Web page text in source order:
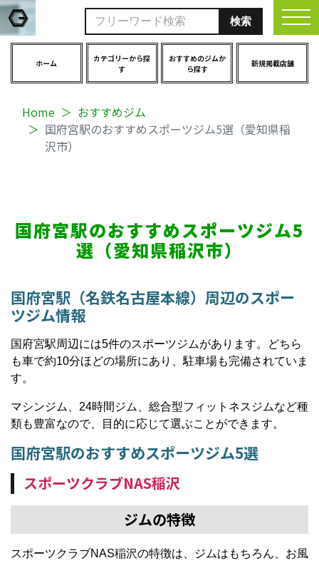
ホーム
カテゴリーから探
す
おすすめのジムか
ら探す
新規掲載店舗
Home
おすすめジム
国府宮駅のおすすめスポーツジム5選（愛知県稲
沢市）
国府宮駅のおすすめスポーツジム5
選（愛知県稲沢市）
国府宮駅（名鉄名古屋本線）周辺のスポー
ツジム情報
国府宮駅周辺には5件のスポーツジムがあります。どちら
も車で約10分ほどの場所にあり、駐車場も完備されていま
す。
マシンジム、24時間ジム、総合型フィットネスジムなど種
類も豊富なので、目的に応じて選ぶことができます。
国府宮駅のおすすめスポーツジム5選
スポーツクラブNAS稲沢
ジムの特徴
スポーツクラブNAS稲沢の特徴は、ジムはもちろん、お風